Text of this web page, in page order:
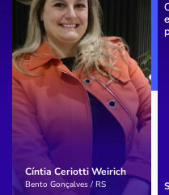
Cíntia Ceriotti Weirich
Bento Gonçalves / RS